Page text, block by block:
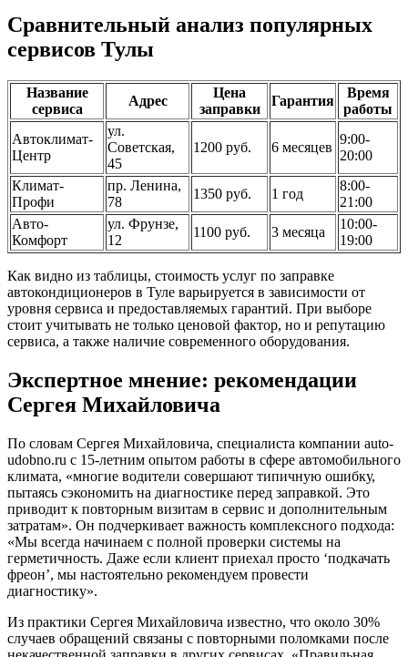
Сравнительный анализ популярных
сервисов Тулы
Название
сервиса
Адрес
Цена
заправки
Гарантия
Время
работы
Автоклимат-
Центр
ул.
Советская,
45
1200 руб. 6 месяцев
9:00-
20:00
Климат-
Профи
пр. Ленина,
78
1350 руб. 1 год
8:00-
21:00
Авто-
Комфорт
ул. Фрунзе,
12
1100 руб. 3 месяца
10:00-
19:00
Как видно из таблицы, стоимость услуг по заправке
автокондиционеров в Туле варьируется в зависимости от
уровня сервиса и предоставляемых гарантий. При выборе
стоит учитывать не только ценовой фактор, но и репутацию
сервиса, а также наличие современного оборудования.
Экспертное мнение: рекомендации
Сергея Михайловича
По словам Сергея Михайловича, специалиста компании auto-
udobno.ru с 15-летним опытом работы в сфере автомобильного
климата, «многие водители совершают типичную ошибку,
пытаясь сэкономить на диагностике перед заправкой. Это
приводит к повторным визитам в сервис и дополнительным
затратам». Он подчеркивает важность комплексного подхода:
«Мы всегда начинаем с полной проверки системы на
герметичность. Даже если клиент приехал просто ‘подкачать
фреон’, мы настоятельно рекомендуем провести
диагностику».
Из практики Сергея Михайловича известно, что около 30%
случаев обращений связаны с повторными поломками после